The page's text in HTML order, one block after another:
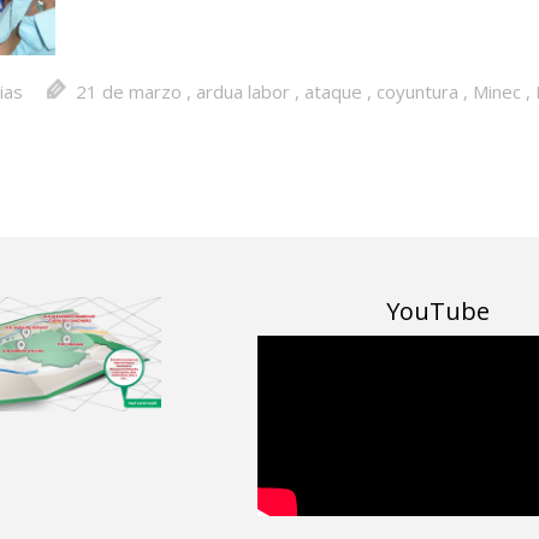
21 de marzo , ardua labor , ataque , coyuntura , Minec ,
YouTube